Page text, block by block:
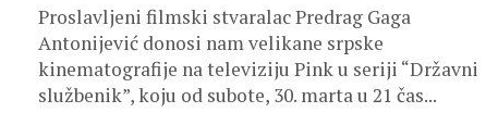
Proslavljeni filmski stvaralac Predrag Gaga
Antonijević donosi nam velikane srpske
kinematografije na televiziju Pink u seriji “Državni
službenik”, koju od subote, 30. marta u 21 čas...